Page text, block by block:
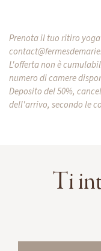
Prenota il tuo ritiro yoga
L'offerta non è
numero di camere
Deposito del 50%,
dell'arrivo, secondo le
Ti